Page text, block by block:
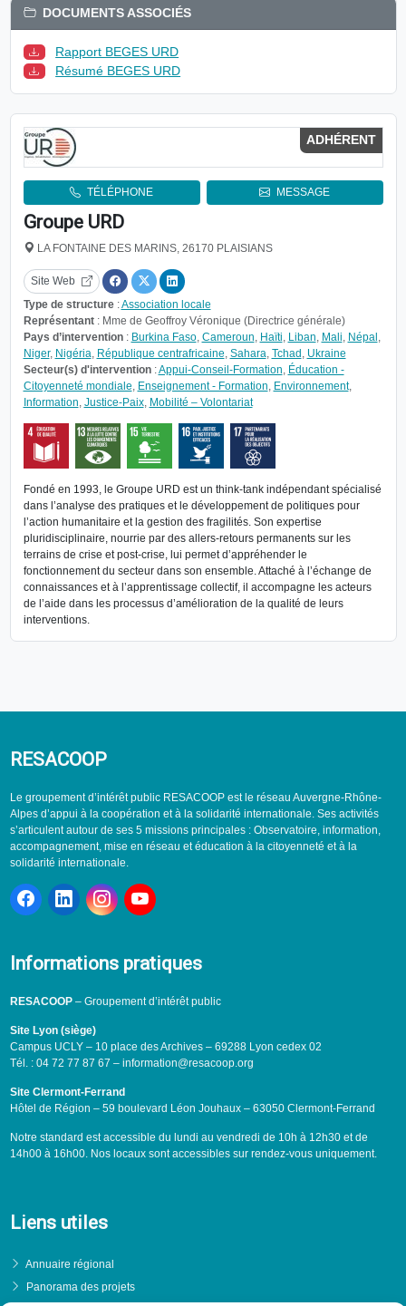
DOCUMENTS ASSOCIÉS
Rapport BEGES URD
Résumé BEGES URD
ADHÉRENT
TÉLÉPHONE MESSAGE
Groupe URD
LA FONTAINE DES MARINS, 26170 PLAISIANS
Site Web
Type de structure:Association locale
Représentant: Mme de Geoffroy Véronique (Directrice générale)
Pays d’intervention: Burkina Faso, Cameroun, Haïti, Liban, Mali, Népal ,
Niger, Nigéria, République centrafricaine, Sahara, Tchad , Ukraine
Secteur(s) d'intervention:Appui-Conseil-Formation, Éducation -
Citoyenneté mondiale, Enseignement - Formation, Environnement,
Information, Justice-Paix, Mobilité – Volontariat
Fondé en 1993, le Groupe URD est un think-tank indépendant spécialisé
dans l’analyse des pratiques et le développement de politiques pour
l’action humanitaire et la gestion des fragilités. Son expertise
pluridisciplinaire, nourrie par des allers-retours permanents sur les
terrains de crise et post-crise, lui permet d’appréhender le
fonctionnement du secteur dans son ensemble. Attaché à l’échange de
connaissances et à l’apprentissage collectif, il accompagne les acteurs
de l’aide dans les processus d’amélioration de la qualité de leurs
interventions.
RESACOOP
Le groupement d’intérêt public RESACOOP est le réseau Auvergne-Rhône-
Alpes d’appui à la coopération et à la solidarité internationale. Ses activités
s’articulent autour de ses 5 missions principales : Observatoire, information,
accompagnement, mise en réseau et éducation à la citoyenneté et à la
solidarité internationale.
Informations pratiques
RESACOOP– Groupement d’intérêt public
Site Lyon (siège)
Campus UCLY – 10 place des Archives – 69288 Lyon cedex 02
Tél. : 04 72 77 87 67 – information@resacoop.org
Site Clermont-Ferrand
Hôtel de Région – 59 boulevard Léon Jouhaux – 63050 Clermont-Ferrand
Notre standard est accessible du lundi au vendredi de 10h à 12h30 et de
14h00 à 16h00. Nos locaux sont accessibles sur rendez-vous uniquement.
Liens utiles
Annuaire régional
Panorama des projets